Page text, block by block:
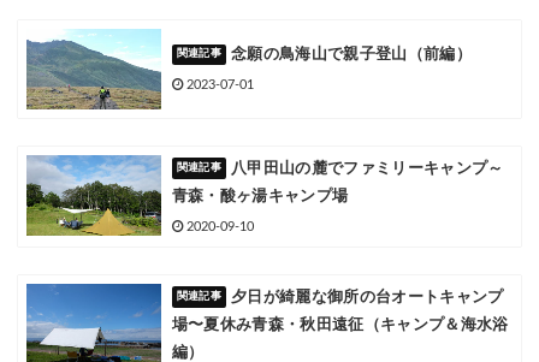
念願の鳥海山で親子登山（前編）
2023-07-01
八甲田山の麓でファミリーキャンプ～
青森・酸ヶ湯キャンプ場
2020-09-10
夕日が綺麗な御所の台オートキャンプ
場〜夏休み青森・秋田遠征（キャンプ＆海水浴
編）